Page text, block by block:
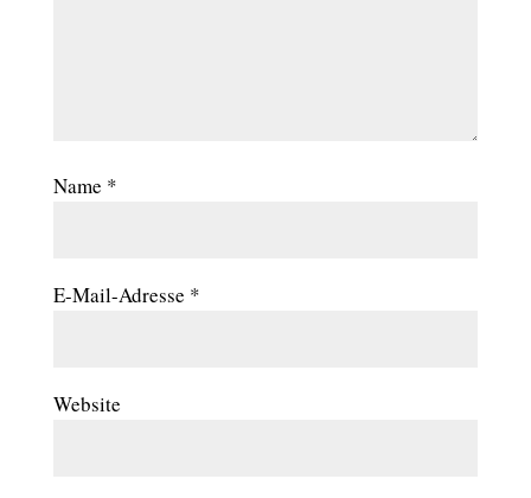
Name *
E-Mail-Adresse *
Website